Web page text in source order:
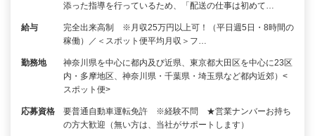
添った指導を行っているため、「配送の仕事は初めて…
給与
完全出来高制 ※月収25万円以上可！（平日週5日・8時間の
稼働）／＜スポット便平均月収＞フ…
勤務地
神奈川県を中心に都内及び近県、東京都大田区を中心に23区
内・多摩地区、神奈川県・千葉県・埼玉県など都内近郊）<
スポット便>
応募資格
要普通自動車運転免許 ※経験不問 ★営業ナンバーお持ち
の方大歓迎（無い方は、当社がサポートします）